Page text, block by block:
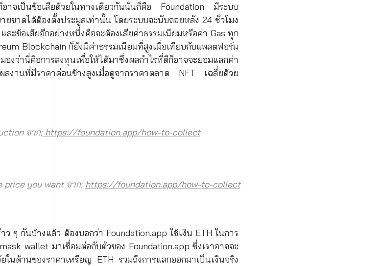
าจเป็นข้อเสียด้วยในทางเดียวกันนั่นก็คือ Foundation มีระบบ
ยขาดได้ต้องตั้งประมูลเท่านั้น โดยระบบจะนับถอยหลัง 24 ชั่วโมง
ะข้อเสียอีกอย่างหนึ่งคือจะต้องเสียค่าธรรมเนียมหรือค่า Gas ทุก
Blockchain ก็ยังมีค่าธรรมเนียมที่สูงเมื่อเทียบกับแพลตฟอร์ม
นี่คือการลงทุนเพื่อให้ได้มาซึ่งผลกำไรที่ดีก็อาจจะยอมแลกค่า
ลงานที่มีราคาค่อนข้างสูงเมื่อดูจากราคาตลาด NFT เฉลี่ยด้วย
จาก;https://foundation.app/how-to-collect
price you want จาก; https://foundation.app/how-to-collect
ๆ กันบ้างแล้ว ต้องบอกว่า Foundation.app ใช้เงิน ETH ในการ
wallet มาเชื่อมต่อกับตัวของ Foundation.app ซึ่งเราอาจจะ
ในด้านของราคาเหรียญ ETH รวมถึงการแลกออกมาเป็นเงินจริง